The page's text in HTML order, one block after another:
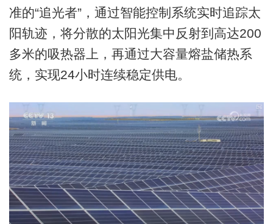
准的“追光者”，通过智能控制系统实时追踪太
阳轨迹，将分散的太阳光集中反射到高达200
多米的吸热器上，再通过大容量熔盐储热系
统，实现24小时连续稳定供电。